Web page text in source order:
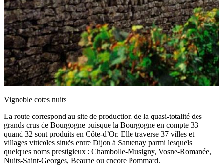
Vignoble cotes nuits
La route correspond au site de production de la quasi-totalité des
grands crus de Bourgogne puisque la Bourgogne en compte 33
quand 32 sont produits en Côte-d’Or. Elle traverse 37 villes et
villages viticoles situés entre Dijon à Santenay parmi lesquels
quelques noms prestigieux : Chambolle-Musigny, Vosne-Romanée,
Nuits-Saint-Georges, Beaune ou encore Pommard.